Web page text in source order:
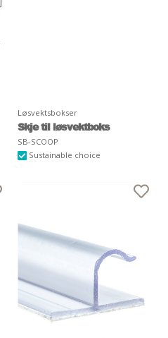
Løsvektsbokser
Skje til løsvektboks
SB-SCOOP
Sustainable choice